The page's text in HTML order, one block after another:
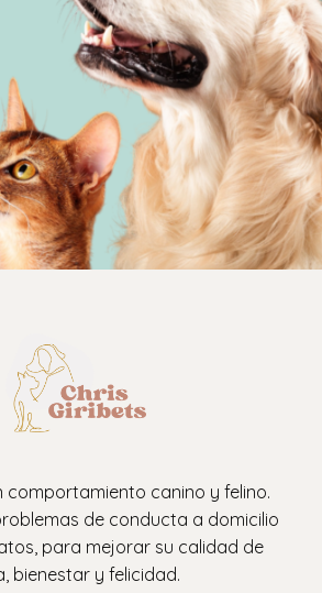
comportamiento canino y felino.
de conducta a domicilio
para mejorar su calidad de
bienestar y felicidad.